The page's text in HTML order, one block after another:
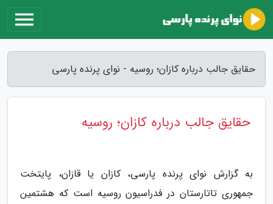
حقایق جالب درباره کازان؛ روسیه - نوای پرنده پارسی
حقایق جالب درباره کازان؛ روسیه
به گزارش نوای پرنده پارسی، کازان یا قازان، پایتخت
جمهوری تاتارستان در فدراسیون روسیه است که هشتمین